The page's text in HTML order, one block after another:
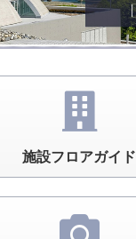
施設フロアガイド